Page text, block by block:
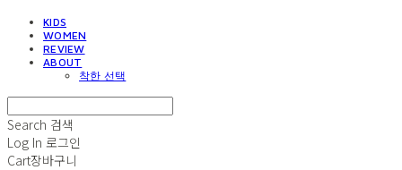
KIDS
WOMEN
REVIEW
ABOUT
착한 선택
Search 검색
Log In 로그인
Cart장바구니